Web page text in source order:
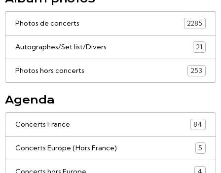
Photos de concerts 2285
Autographes/Set list/Divers 21
Photos hors concerts 253
Agenda
Concerts France 84
Concerts Europe (Hors France) 5